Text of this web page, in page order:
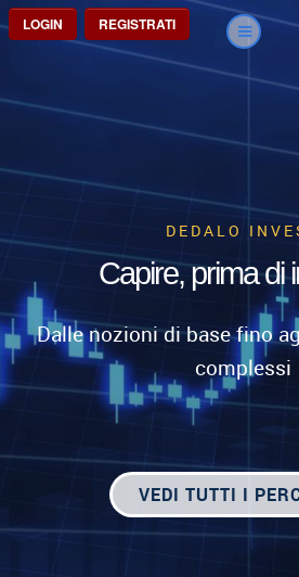
LOGIN REGISTRATI
DEDALO
Capire, prima di
Dalle nozioni di base fino
complessi
VEDI TUTTI I